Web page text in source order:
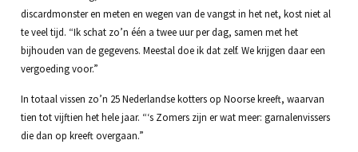
discardmonster en meten en wegen van de vangst in het net, kost niet al
te veel tijd. “Ik schat zo’n één a twee uur per dag, samen met het
bijhouden van de gegevens. Meestal doe ik dat zelf. We krijgen daar een
vergoeding voor.”
In totaal vissen zo’n 25 Nederlandse kotters op Noorse kreeft, waarvan
tien tot vijftien het hele jaar. “‘s Zomers zijn er wat meer: garnalenvissers
die dan op kreeft overgaan.”